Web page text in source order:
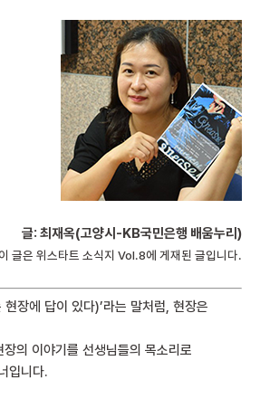
글: 최재옥(고양시-KB국민은행 배움누리)
글은 위스타트 소식지 Vol.8에 게재된 글입니다.
현장에 답이 있다)’라는 말처럼, 현장은
장의 이야기를 선생님들의 목소리로
입니다.